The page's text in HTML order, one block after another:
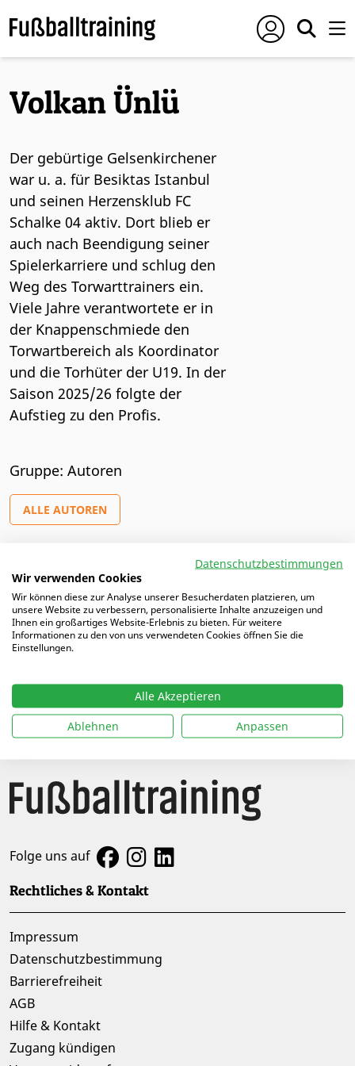
Volkan Ünlü
Der gebürtige Gelsenkirchener
war u. a. für Besiktas Istanbul
und seinen Herzensklub FC
Schalke 04 aktiv. Dort blieb er
auch nach Beendigung seiner
Spielerkarriere und schlug den
Weg des Torwarttrainers ein.
Viele Jahre verantwortete er in
der Knappenschmiede den
Torwartbereich als Koordinator
und die Torhüter der U19. In der
Saison 2025/26 folgte der
Aufstieg zu den Profis.
Gruppe: Autoren
ALLE AUTOREN
Artikel von Volkan
12.06.2025 | FC Schalke 04: Warm-up von Torhütern
den „Eckballkonter“
Folge uns auf
Rechtliches & Kontakt
Impressum
Datenschutzbestimmung
Barrierefreiheit
AGB
Hilfe & Kontakt
Zugang kündigen
Datenschutzbestimmungen
Wir verwenden Cookies
Wir können diese zur Analyse unserer Besucherdaten platzieren, um
unsere Website zu verbessern, personalisierte Inhalte anzuzeigen und
Ihnen ein großartiges Website-Erlebnis zu bieten. Für weitere
Informationen zu den von uns verwendeten Cookies öffnen Sie die
Einstellungen.
Alle Akzeptieren
Ablehnen
Anpassen